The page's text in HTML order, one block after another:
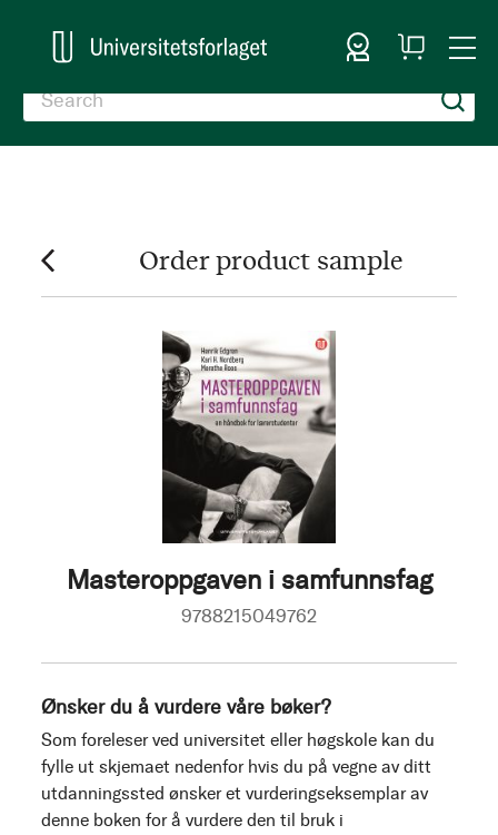
Sign In
My
Cart
Order product sample
Masteroppgaven i samfunnsfag
9788215049762
Ønsker du å vurdere våre bøker?
Som foreleser ved universitet eller høgskole kan du
fylle ut skjemaet nedenfor hvis du på vegne av ditt
utdanningssted ønsker et vurderingseksemplar av
denne boken for å vurdere den til bruk i